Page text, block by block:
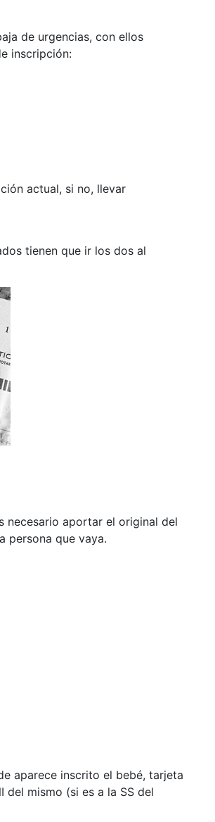
de urgencias, con ellos
inscripción:
actual, si no, llevar
tienen que ir los dos al
necesario aportar el original del
persona que vaya.
aparece inscrito el bebé, tarjeta
del mismo (si es a la SS del